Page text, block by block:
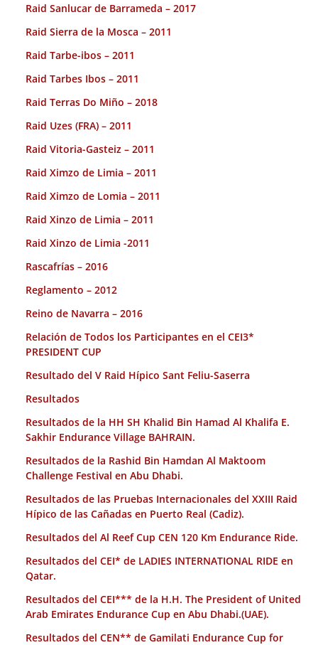
Raid Sanlucar de Barrameda – 2017
Raid Sierra de la Mosca – 2011
Raid Tarbe-ibos – 2011
Raid Tarbes Ibos – 2011
Raid Terras Do Miño – 2018
Raid Uzes (FRA) – 2011
Raid Vitoria-Gasteiz – 2011
Raid Ximzo de Limia – 2011
Raid Ximzo de Lomia – 2011
Raid Xinzo de Limia – 2011
Raid Xinzo de Limia -2011
Rascafrías – 2016
Reglamento – 2012
Reino de Navarra – 2016
Relación de Todos los Participantes en el CEI3*
PRESIDENT CUP
Resultado del V Raid Hípico Sant Feliu-Saserra
Resultados
Resultados de la HH SH Khalid Bin Hamad Al Khalifa E.
Sakhir Endurance Village BAHRAIN.
Resultados de la Rashid Bin Hamdan Al Maktoom
Challenge Festival en Abu Dhabi.
Resultados de las Pruebas Internacionales del XXIII Raid
Hípico de las Cañadas en Puerto Real (Cadiz).
Resultados del Al Reef Cup CEN 120 Km Endurance Ride.
Resultados del CEI* de LADIES INTERNATIONAL RIDE en
Qatar.
Resultados del CEI*** de la H.H. The President of United
Arab Emirates Endurance Cup en Abu Dhabi.(UAE).
Resultados del CEN** de Gamilati Endurance Cup for